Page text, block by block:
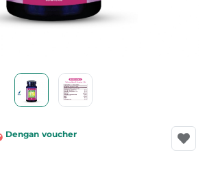
Dengan voucher